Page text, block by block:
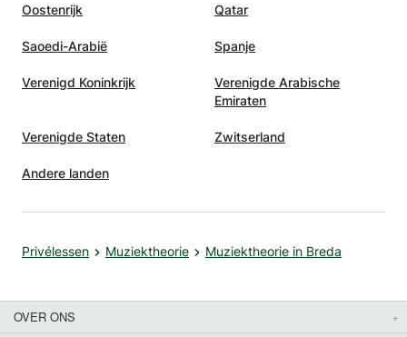
Oostenrijk Qatar
Saoedi-Arabië Spanje
Verenigd Koninkrijk
Verenigde Arabische
Emiraten
Verenigde Staten Zwitserland
Andere landen
Privélessen Muziektheorie Muziektheorie in Breda
OVER ONS